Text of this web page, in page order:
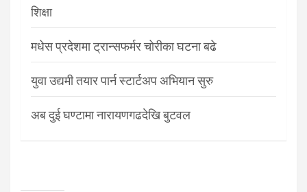
शिक्षा
मधेस प्रदेशमा ट्रान्सफर्मर चोरीका घटना बढे
युवा उद्यमी तयार पार्न स्टार्टअप अभियान सुरु
अब दुई घण्टामा नारायणगढदेखि बुटवल